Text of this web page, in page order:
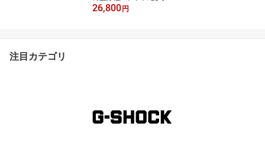
時計 100気圧防水 ジョル
26,800 円
注目カテゴリ